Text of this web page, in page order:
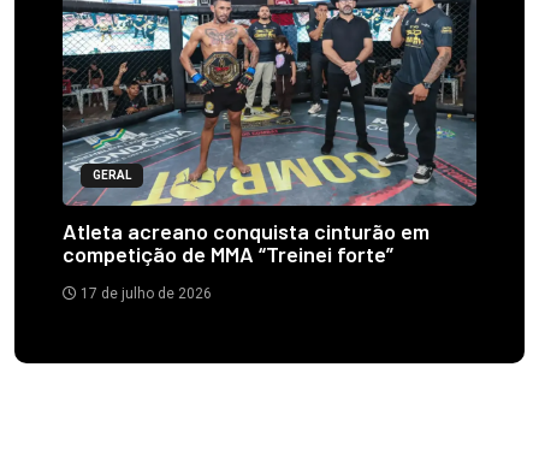
GERAL
Atleta acreano conquista cinturão em
competição de MMA “Treinei forte”
17 de julho de 2026